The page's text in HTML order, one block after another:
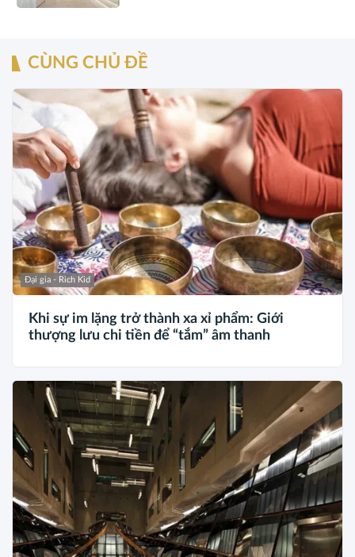
CÙNG CHỦ ĐỀ
Đại gia - Rich Kid
Khi sự im lặng trở thành xa xỉ phẩm: Giới
thượng lưu chi tiền để “tắm” âm thanh